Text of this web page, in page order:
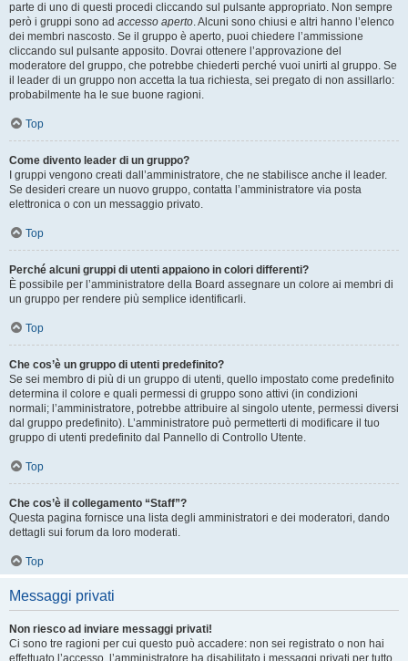
parte di uno di questi procedi cliccando sul pulsante appropriato. Non sempre
però i gruppi sono ad accesso aperto. Alcuni sono chiusi e altri hanno l’elenco
dei membri nascosto. Se il gruppo è aperto, puoi chiedere l’ammissione
cliccando sul pulsante apposito. Dovrai ottenere l’approvazione del
moderatore del gruppo, che potrebbe chiederti perché vuoi unirti al gruppo. Se
il leader di un gruppo non accetta la tua richiesta, sei pregato di non assillarlo:
probabilmente ha le sue buone ragioni.
Top
Come divento leader di un gruppo?
I gruppi vengono creati dall’amministratore, che ne stabilisce anche il leader.
Se desideri creare un nuovo gruppo, contatta l’amministratore via posta
elettronica o con un messaggio privato.
Top
Perché alcuni gruppi di utenti appaiono in colori differenti?
È possibile per l’amministratore della Board assegnare un colore ai membri di
un gruppo per rendere più semplice identificarli.
Top
Che cos’è un gruppo di utenti predefinito?
Se sei membro di più di un gruppo di utenti, quello impostato come predefinito
determina il colore e quali permessi di gruppo sono attivi (in condizioni
normali; l’amministratore, potrebbe attribuire al singolo utente, permessi diversi
dal gruppo predefinito). L’amministratore può permetterti di modificare il tuo
gruppo di utenti predefinito dal Pannello di Controllo Utente.
Top
Che cos’è il collegamento “Staff”?
Questa pagina fornisce una lista degli amministratori e dei moderatori, dando
dettagli sui forum da loro moderati.
Top
Messaggi privati
Non riesco ad inviare messaggi privati!
Ci sono tre ragioni per cui questo può accadere: non sei registrato o non hai
effettuato l’accesso, l’amministratore ha disabilitato i messaggi privati per tutto